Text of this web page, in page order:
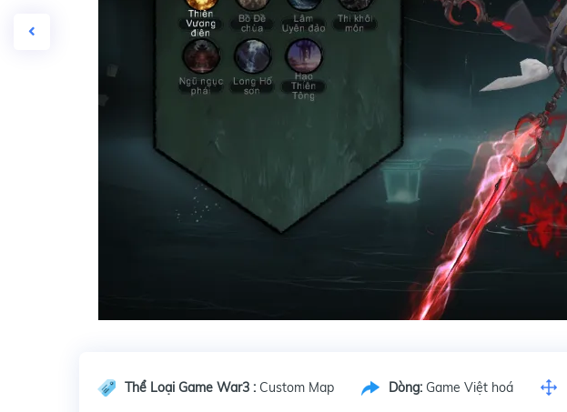
Thể Loại Game War3 : Custom Map Dòng: Game Việt hoá